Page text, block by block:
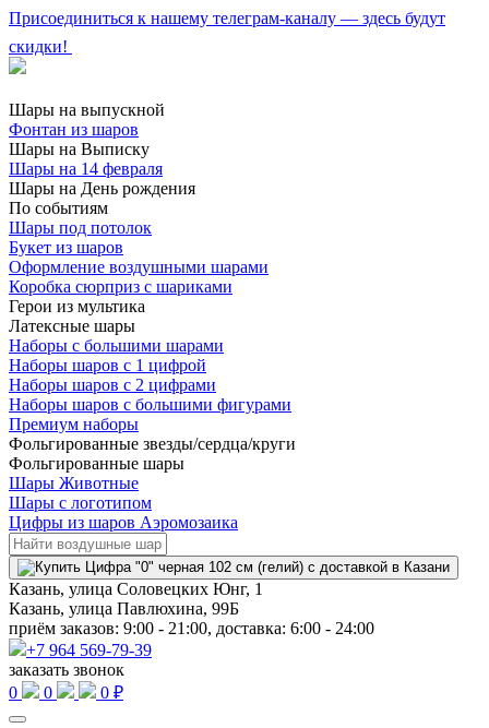
Присоединиться к нашему телеграм-каналу — здесь будут
скидки!
Шары на выпускной
Фонтан из шаров
Шары на Выписку
Шары на 14 февраля
Шары на День рождения
По событиям
Шары под потолок
Букет из шаров
Оформление воздушными шарами
Коробка сюрприз с шариками
Герои из мультика
Латексные шары
Наборы с большими шарами
Наборы шаров с 1 цифрой
Наборы шаров с 2 цифрами
Наборы шаров с большими фигурами
Премиум наборы
Фольгированные звезды/сердца/круги
Фольгированные шары
Шары Животные
Шары с логотипом
Цифры из шаров Аэромозаика
Казань, улица Соловецких Юнг, 1
Казань, улица Павлюхина, 99Б
приём заказов: 9:00 - 21:00, доставка: 6:00 - 24:00
+7 964 569-79-39
заказать звонок
0
0 0 ₽